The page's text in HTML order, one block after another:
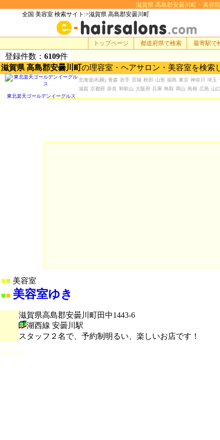
滋賀県 高島郡安曇川町 > 美容
全国 美容室 検索サイト:>滋賀県 高島郡安曇川町
登録件数： 6109件
滋賀県 高島郡安曇川町の理容室・ヘアサロン・美容室を検索
■ 美容室
■■ 美容室ゆき
滋賀県高島郡安曇川町田中1443-6
湖西線 安曇川駅
スタッフ２名で、予約制明るい、楽しいお店です！
北海道(札幌) 青森 岩手 宮城 秋田 山形 福島 東京 神奈川 埼玉
滋賀 京都府 奈良 和歌山 大阪府 兵庫 鳥取 岡山 島根 広島 山
トップページ 都道府県で検索 最寄駅で
東北楽天ゴールデンイーグルス